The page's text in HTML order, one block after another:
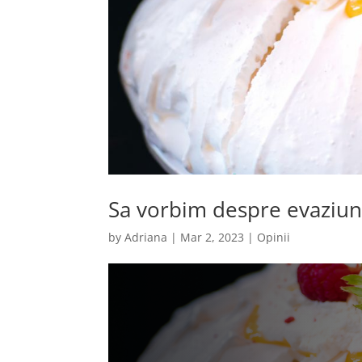
Sa vorbim despre
byAdriana | Mar 2, 2023 | Opinii